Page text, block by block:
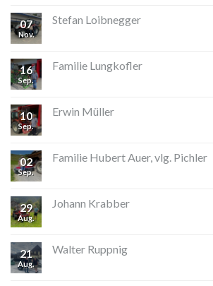
07
Nov.
Stefan Loibnegger
16
Sep.
Familie Lungkofler
10
Sep.
Erwin Müller
02
Sep.
Familie Hubert Auer, vlg. Pichler
29
Aug.
Johann Krabber
21
Aug.
Walter Ruppnig